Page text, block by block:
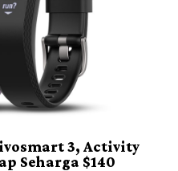
3, Activity
Seharga $140